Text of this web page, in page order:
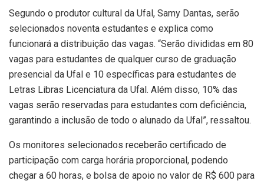
Segundo o produtor cultural da Ufal, Samy Dantas, serão
selecionados noventa estudantes e explica como
funcionará a distribuição das vagas. “Serão divididas em 80
vagas para estudantes de qualquer curso de graduação
presencial da Ufal e 10 específicas para estudantes de
Letras Libras Licenciatura da Ufal. Além disso, 10% das
vagas serão reservadas para estudantes com deficiência,
garantindo a inclusão de todo o alunado da Ufal”, ressaltou.
Os monitores selecionados receberão certificado de
participação com carga horária proporcional, podendo
chegar a 60 horas, e bolsa de apoio no valor de R$ 600 para